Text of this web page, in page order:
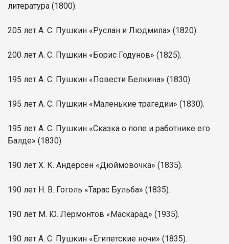
литература (1800).
205 лет А. С. Пушкин «Руслан и Людмила» (1820).
200 лет А. С. Пушкин «Борис Годунов» (1825).
195 лет А. С. Пушкин «Повести Белкина» (1830).
195 лет А. С. Пушкин «Маленькие трагедии» (1830).
195 лет А. С. Пушкин «Сказка о попе и работнике его
Балде» (1830).
190 лет Х. К. Андерсен «Дюймовочка» (1835).
190 лет Н. В. Гоголь «Тарас Бульба» (1835).
190 лет М. Ю. Лермонтов «Маскарад» (1935).
190 лет А. С. Пушкин «Египетские ночи» (1835).